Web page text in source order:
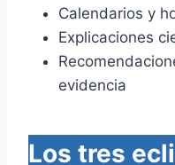
Calendarios y
Explicaciones
evidencia
Los tres